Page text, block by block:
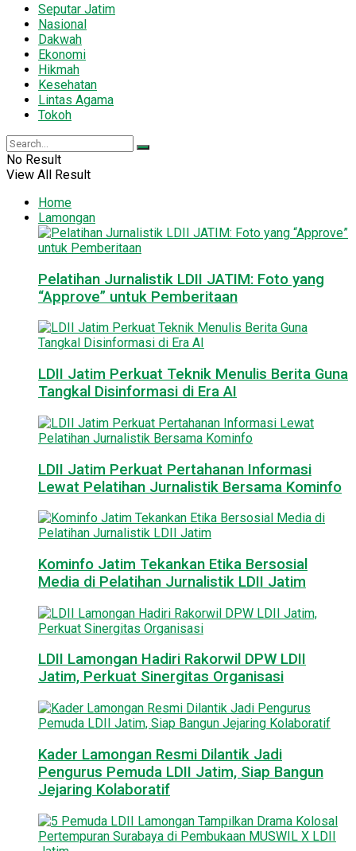
Seputar Jatim
Nasional
Dakwah
Ekonomi
Hikmah
Kesehatan
Lintas Agama
Tokoh
No Result
View All Result
Home
Lamongan
Pelatihan Jurnalistik LDII JATIM: Foto yang
“Approve” untuk Pemberitaan
LDII Jatim Perkuat Teknik Menulis Berita Guna
Tangkal Disinformasi di Era AI
LDII Jatim Perkuat Pertahanan Informasi
Lewat Pelatihan Jurnalistik Bersama Kominfo
Kominfo Jatim Tekankan Etika Bersosial
Media di Pelatihan Jurnalistik LDII Jatim
LDII Lamongan Hadiri Rakorwil DPW LDII
Jatim, Perkuat Sinergitas Organisasi
Kader Lamongan Resmi Dilantik Jadi
Pengurus Pemuda LDII Jatim, Siap Bangun
Jejaring Kolaboratif